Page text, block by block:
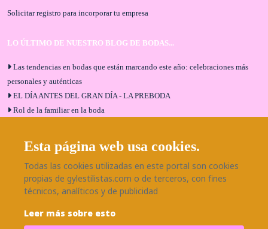
Solicitar registro para incorporar tu empresa
LO ÚLTIMO DE NUESTRO BLOG DE BODAS...
Las tendencias en bodas que están marcando este año: celebraciones más
personales y auténticas
EL DÍA ANTES DEL GRAN DÍA - LA PREBODA
Rol de la familiar en la boda
Bodas en Alhaurín de la Torre: entrevista exclusiva con Bodaeventos
Málaga
¿Cómo será tu boda?
Blog de bodas
SÍGUENOS EN NUESTRAS REDES
Esta página web usa cookies.
Todas las cookies utilizadas en este portal son cookies
propias de gylestilistas.com o de terceros, con fines
técnicos, analíticos y de publicidad
Leer más sobre esto